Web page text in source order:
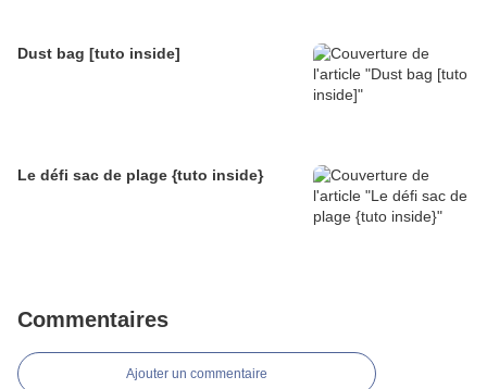
Dust bag [tuto inside]
Le défi sac de plage {tuto inside}
Commentaires
Ajouter un commentaire